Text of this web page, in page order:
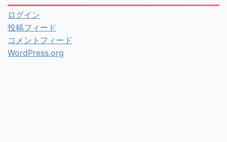
ログイン
投稿フィード
コメントフィード
WordPress.org